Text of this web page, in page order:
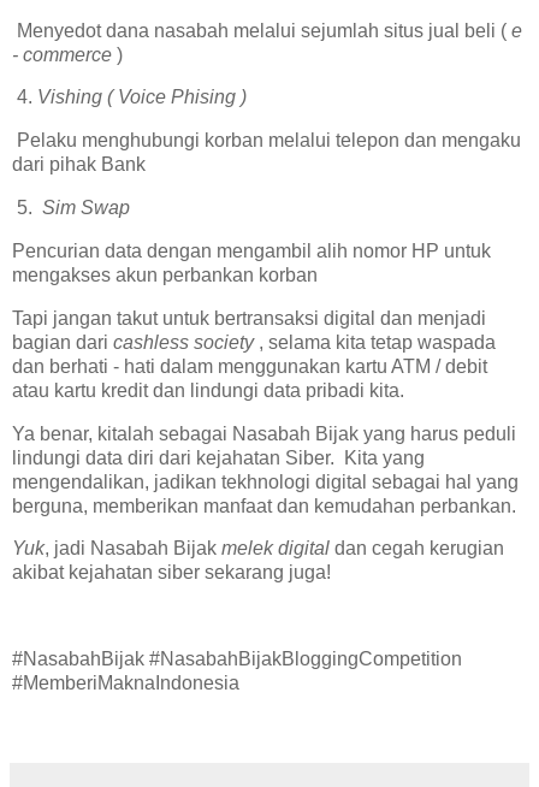
Menyedot dana nasabah melalui sejumlah situs jual beli ( e
- commerce )
4. Vishing ( Voice Phising )
Pelaku menghubungi korban melalui telepon dan mengaku
dari pihak Bank
5. Sim Swap
Pencurian data dengan mengambil alih nomor HP untuk
mengakses akun perbankan korban
Tapi jangan takut untuk bertransaksi digital dan menjadi
bagian dari cashless society, selama kita tetap waspada
dan berhati - hati dalam menggunakan kartu ATM / debit
atau kartu kredit dan lindungi data pribadi kita.
Ya benar, kitalah sebagai Nasabah Bijak yang harus peduli
lindungi data diri dari kejahatan Siber. Kita yang
mengendalikan, jadikan tekhnologi digital sebagai hal yang
berguna, memberikan manfaat dan kemudahan perbankan.
Yuk, jadi Nasabah Bijak melek digital dan cegah kerugian
akibat kejahatan siber sekarang juga!
#NasabahBijak #NasabahBijakBloggingCompetition
#MemberiMaknaIndonesia